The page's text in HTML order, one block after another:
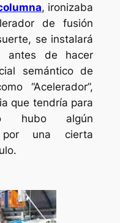
, ironizaba
de fusión
se instalará
antes de hacer
semántico de
“Acelerador”,
que tendría para
hubo algún
por una cierta